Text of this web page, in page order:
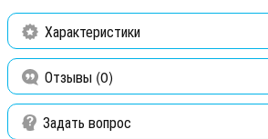
гидролизованные протеины растений
Способ применения:распределить
массажного крема на поверхности кожи
Подходит для длительных процедур.
Характеристики
Отзывы (0)
Задать вопрос